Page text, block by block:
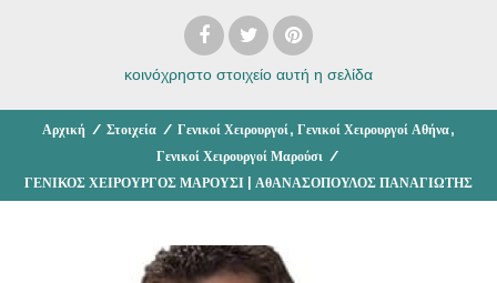
κοινόχρηστο στοιχείο αυτή η σελίδα
Αρχική / Στοιχεία / Γενικοί Χειρουργοί , Γενικοί Χειρουργοί Αθήνα,
Γενικοί Χειρουργοί Μαρούσι /
ΓΕΝΙΚΟΣ ΧΕΙΡΟΥΡΓΟΣ ΜΑΡΟΥΣΙ | ΑθΑΝΑΣΟΠΟΥΛΟΣ ΠΑΝΑΓΙΩΤΗΣ